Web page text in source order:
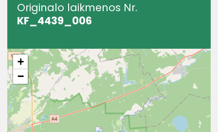
Originalo laikmenos Nr.
KF_4439_006
+
−